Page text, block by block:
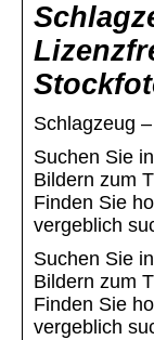
Schlagzeug
Suchen Sie
Bildern zum
Finden Sie
vergeblich
Suchen Sie
Bildern zum
Finden Sie
vergeblich